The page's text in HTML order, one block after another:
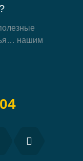
нашим